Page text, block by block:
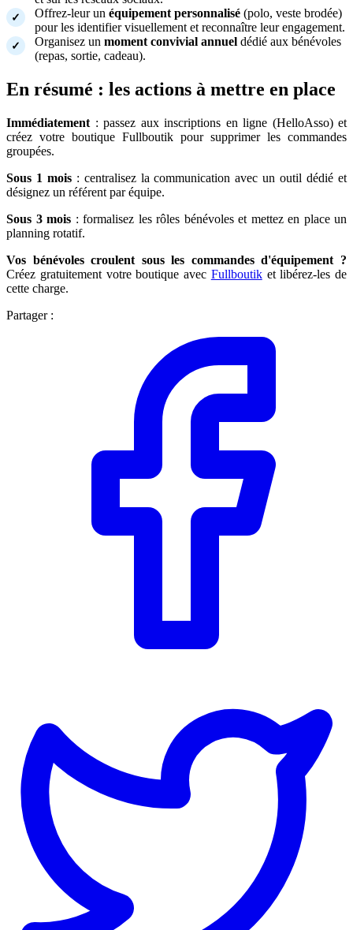
Offrez-leur un équipement personnalisé (polo, veste brodée)
pour les identifier visuellement et reconnaître leur engagement.
Organisez un moment convivial annuel dédié aux bénévoles
(repas, sortie, cadeau).
En résumé : les actions à mettre en place
Immédiatement : passez aux inscriptions en ligne (HelloAsso) et
créez votre boutique Fullboutik pour supprimer les commandes
groupées.
Sous 1 mois: centralisez la communication avec un outil dédié et
désignez un référent par équipe.
Sous 3 mois : formalisez les rôles bénévoles et mettez en place un
planning rotatif.
Vos bénévoles croulent sous les commandes d'équipement ?
Créez gratuitement votre boutique avec Fullboutiket libérez-les de
cette charge.
Partager :